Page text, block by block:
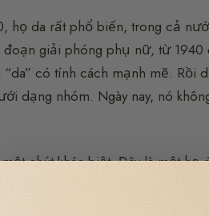
họ da rất phổ biến, trong cả
đoạn giải phóng phụ nữ, từ
có tính cách mạnh mẽ. Rồi
dạng nhóm. Ngày nay, nó
chút khác biệt. Đây là một họ
da này gợi lên huyền thoại